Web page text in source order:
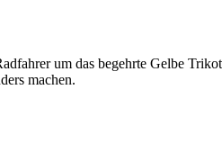
um das begehrte Gelbe
machen.